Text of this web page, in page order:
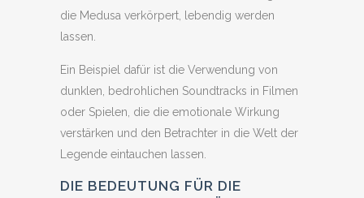
die Medusa verkörpert, lebendig werden
lassen.
Ein Beispiel dafür ist die Verwendung von
dunklen, bedrohlichen Soundtracks in Filmen
oder Spielen, die die emotionale Wirkung
verstärken und den Betrachter in die Welt der
Legende eintauchen lassen.
DIE BEDEUTUNG FÜR DIE